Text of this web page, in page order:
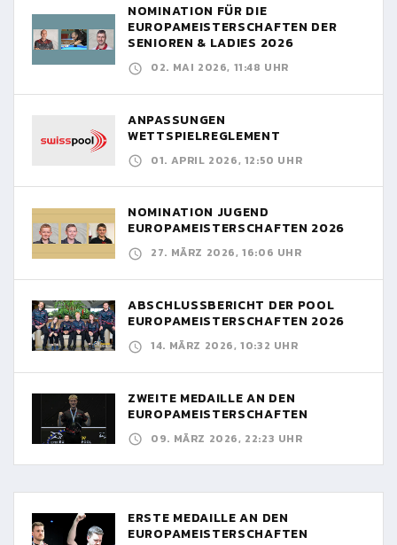
NOMINATION FÜR DIE
EUROPAMEISTERSCHAFTEN DER
SENIOREN & LADIES 2026
02. MAI 2026, 11:48 UHR
ANPASSUNGEN
WETTSPIELREGLEMENT
01. APRIL 2026, 12:50 UHR
NOMINATION JUGEND
EUROPAMEISTERSCHAFTEN 2026
27. MÄRZ 2026, 16:06 UHR
ABSCHLUSSBERICHT DER POOL
EUROPAMEISTERSCHAFTEN 2026
14. MÄRZ 2026, 10:32 UHR
ZWEITE MEDAILLE AN DEN
EUROPAMEISTERSCHAFTEN
09. MÄRZ 2026, 22:23 UHR
ERSTE MEDAILLE AN DEN
EUROPAMEISTERSCHAFTEN